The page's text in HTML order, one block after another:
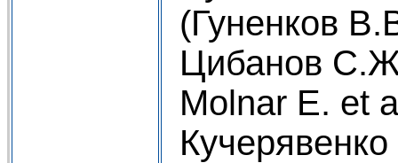
(Гуненков
Цибанов
Molnar E. et